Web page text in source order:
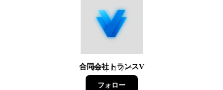
合同会社トランスV
0フォロワー
フォロー